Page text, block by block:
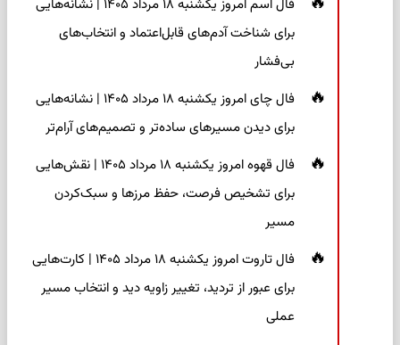
فال اسم امروز یکشنبه ۱۸ مرداد ۱۴۰۵ | نشانه‌هایی
برای شناخت آدم‌های قابل‌اعتماد و انتخاب‌های
بی‌فشار
فال چای امروز یکشنبه ۱۸ مرداد ۱۴۰۵ | نشانه‌هایی
برای دیدن مسیرهای ساده‌تر و تصمیم‌های آرام‌تر
فال قهوه امروز یکشنبه ۱۸ مرداد ۱۴۰۵ | نقش‌هایی
برای تشخیص فرصت، حفظ مرزها و سبک‌کردن
مسیر
فال تاروت امروز یکشنبه ۱۸ مرداد ۱۴۰۵ | کارت‌هایی
برای عبور از تردید، تغییر زاویه دید و انتخاب مسیر
عملی